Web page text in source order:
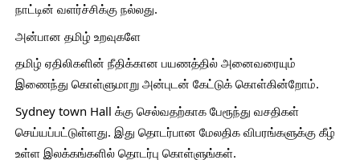
நாட்டின் வளர்ச்சிக்கு நல்லது.
அன்பான தமிழ் உறவுகளே
தமிழ் ஏதிலிகளின் நீதிக்கான பயணத்தில் அனைவரையும்
இணைந்து கொள்ளுமாறு அன்புடன் கேட்டுக் கொள்கின்றோம்.
Sydney town Hall க்கு செல்வதற்காக பேரூந்து வசதிகள்
செய்யப்பட்டுள்ளது. இது தொடர்பான மேலதிக விபரங்களுக்கு கீழ்
உள்ள இலக்கங்களில் தொடர்பு கொள்ளுங்கள்.